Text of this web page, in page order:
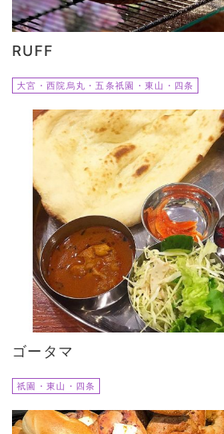
RUFF
大宮・西院烏丸・五条祇園・東山・四条
ゴータマ
祇園・東山・四条